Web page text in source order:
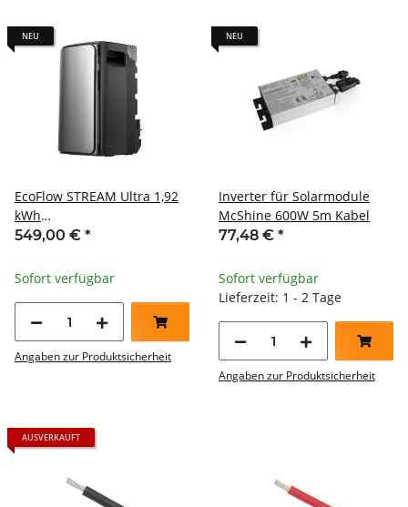
NEU
EcoFlow STREAM Ultra 1,92
kWh
Balkonkraftwerkspeicher
549,00 € *
Sofort verfügbar
Angaben zur Produktsicherheit
NEU
Inverter für Solarmodule
McShine 600W 5m Kabel
77,48 € *
Sofort verfügbar
Lieferzeit: 1 - 2 Tage
Angaben zur Produktsicherheit
AUSVERKAUFT